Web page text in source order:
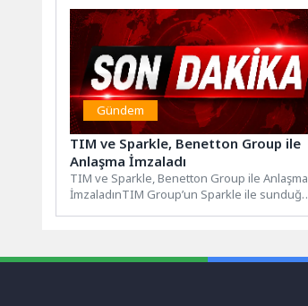
Gündem
TIM ve Sparkle, Benetton Group ile
Anlaşma İmzaladı
TIM ve Sparkle, Benetton Group ile Anlaşma
İmzaladınTIM Group’un Sparkle ile sunduğu